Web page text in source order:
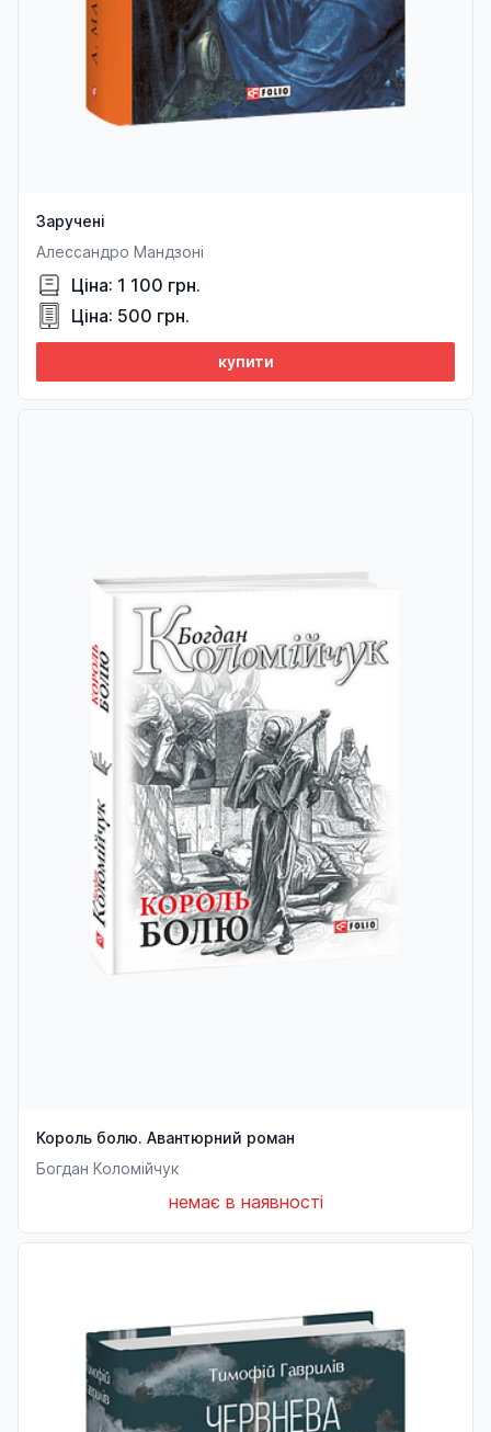
Заручені
Алессандро Мандзоні
Ціна: 1 100 грн.
Ціна: 500 грн.
купити
Король болю. Авантюрний роман
Богдан Коломійчук
немає в наявності